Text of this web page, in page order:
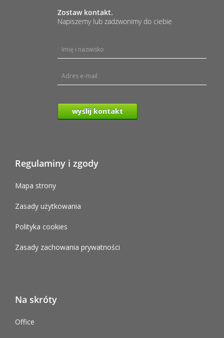
Zostaw kontakt.
Napiszemy lub zadzwonimy do ciebie
wyślij kontakt
Regulaminy i zgody
Mapa strony
Zasady użytkowania
Polityka cookies
Zasady zachowania prywatności
Na skróty
Office